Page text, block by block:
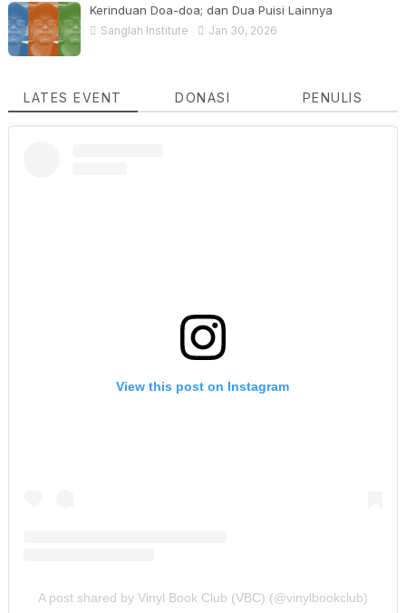
Kerinduan Doa-doa; dan Dua Puisi Lainnya
Sanglah Institute Jan 30, 2026
LATES EVENT DONASI PENULIS
View this post on Instagram
A post shared by Vinyl Book Club (VBC) (@vinylbookclub)